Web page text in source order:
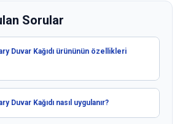
Sorular
Duvar Kağıdı ürününün özellikleri
Duvar Kağıdı nasıl uygulanır?